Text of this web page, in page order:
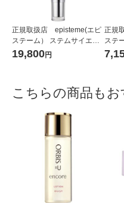
正規取扱店 episteme(エピ
ステーム） ステムサイエン
スアイ 18g アイクリーム
19,800円
正規
ステ
トショット
こちらの商品もお